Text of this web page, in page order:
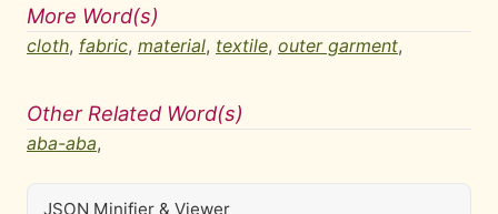
More Word(s)
cloth, fabric, material, textile, outer garment,
Other Related Word(s)
aba-aba,
JSON Minifier & Viewer